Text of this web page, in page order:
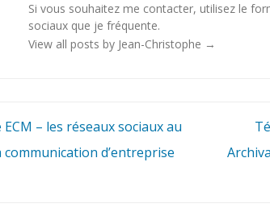
Si vous souhaitez me contacter, utilisez le
sociaux que je fréquente.
View all posts by Jean-Christophe →
ECM – les réseaux sociaux au
communication d’entreprise